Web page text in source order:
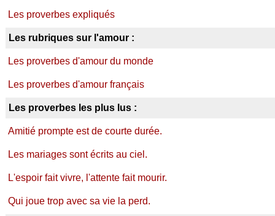
Les proverbes expliqués
Les rubriques sur l'amour :
Les proverbes d'amour du monde
Les proverbes d'amour français
Les proverbes les plus lus :
Amitié prompte est de courte durée.
Les mariages sont écrits au ciel.
L'espoir fait vivre, l'attente fait mourir.
Qui joue trop avec sa vie la perd.